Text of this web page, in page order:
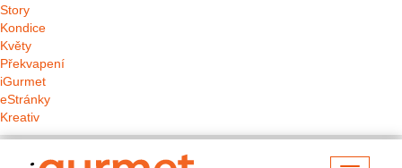
Story
Kondice
Květy
Překvapení
iGurmet
eStránky
Kreativ